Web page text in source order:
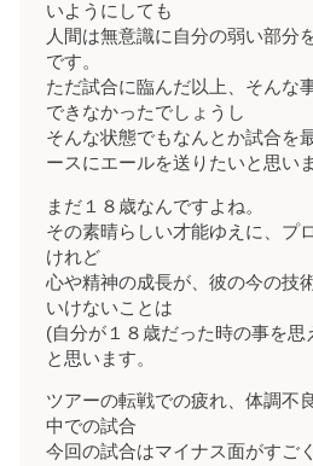
いようにしても
人間は無意識に自分の弱い部分
です。
ただ試合に臨んだ以上、そんな
できなかったでしょうし
そんな状態でもなんとか試合を
ースにエールを送りたいと思い
まだ１８歳なんですよね。
その素晴らしい才能ゆえに、プ
けれど
心や精神の成長が、彼の今の技
いけないことは
(自分が１８歳だった時の事を
と思います。
ツアーの転戦での疲れ、体調不
中での試合
今回の試合はマイナス面がすご